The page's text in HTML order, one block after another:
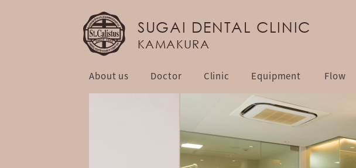
SUGAI DENTAL CLINIC
KAMAKURA
About us Doctor Clinic Equipment Flow